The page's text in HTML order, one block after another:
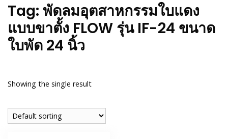
Tag: พัดลมอุตสาหกรรมใบแดง
แบบขาตั้ง FLOW รุ่น IF-24 ขนาด
ใบพัด 24 นิ้ว
Showing the single result